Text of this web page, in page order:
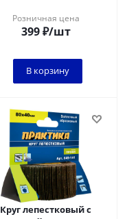
Розничная цена
399₽/шт
В корзину
Круг лепестковый с